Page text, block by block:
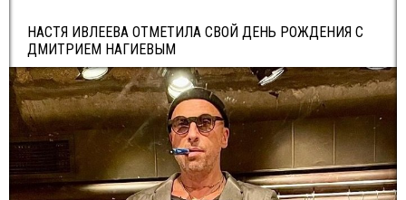
НАСТЯ ИВЛЕЕВА ОТМЕТИЛА СВОЙ ДЕНЬ РОЖДЕНИЯ С
ДМИТРИЕМ НАГИЕВЫМ